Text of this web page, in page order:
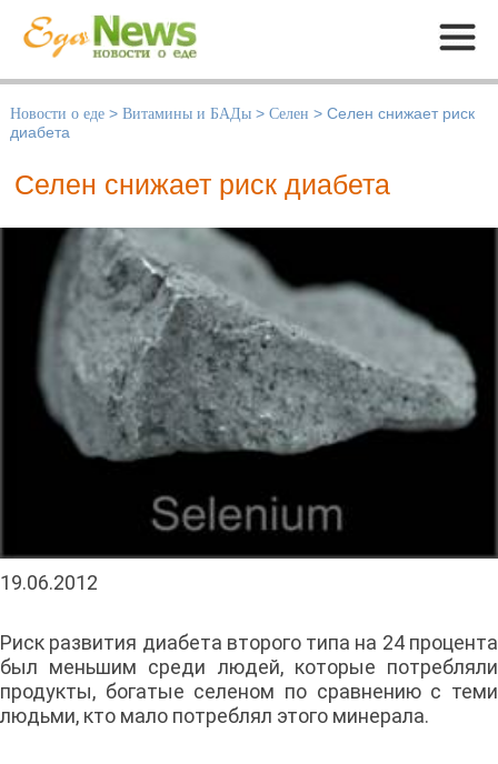
Меню
Новости о еде > Витамины и БАДы > Селен > Селен снижает риск
диабета
Селен снижает риск диабета
19.06.2012
Риск развития диабета второго типа на 24 процента
был меньшим среди людей, которые потребляли
продукты, богатые селеном по сравнению с теми
людьми, кто мало потреблял этого минерала.